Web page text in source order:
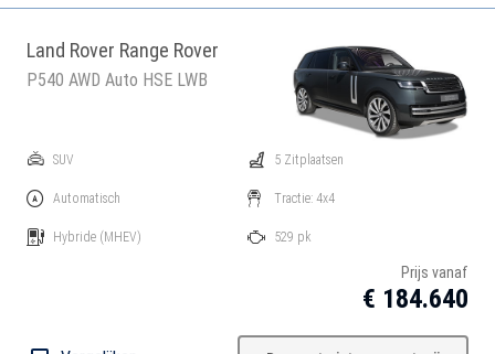
Land Rover Range Rover
P540 AWD Auto HSE LWB
SUV
Automatisch
Hybride (MHEV)
5 Zitplaatsen
Tractie: 4x4
529 pk
Prijs vanaf
€ 184.640